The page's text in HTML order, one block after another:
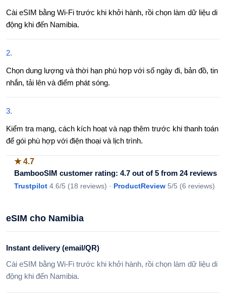
Cài eSIM bằng Wi-Fi trước khi khởi hành, rồi chọn làm dữ liệu di
động khi đến Namibia.
2.
Chọn dung lượng và thời hạn phù hợp với số ngày đi, bản đồ, tin
nhắn, tải lên và điểm phát sóng.
3.
Kiểm tra mạng, cách kích hoạt và nạp thêm trước khi thanh toán
để gói phù hợp với điện thoại và lịch trình.
★4.7
BambooSIM customer rating: 4.7 out of 5 from 24 reviews
Trustpilot 4.6/5 (18 reviews) · ProductReview 5/5 (6 reviews)
eSIM cho Namibia
Instant delivery (email/QR)
Cài eSIM bằng Wi-Fi trước khi khởi hành, rồi chọn làm dữ liệu di
động khi đến Namibia.